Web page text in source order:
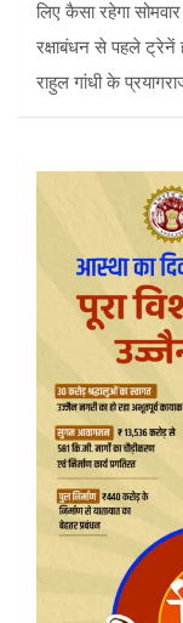
लिए कैसा रहेगा सोमवार
रक्षाबंधन से पहले ट्रेनें
राहुल गांधी के